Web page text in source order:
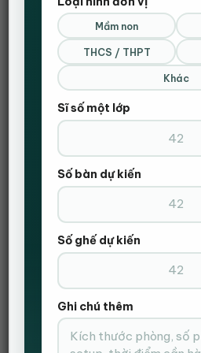
Gọi Điện Xác Nhận Và Giao Hàng
Ghế Extreme zero , Ghế Extreme
Mầm non
THCS / THPT
Khác
Sĩ số một lớp
Số bàn dự kiến
Số ghế dự kiến
Ghi chú thêm